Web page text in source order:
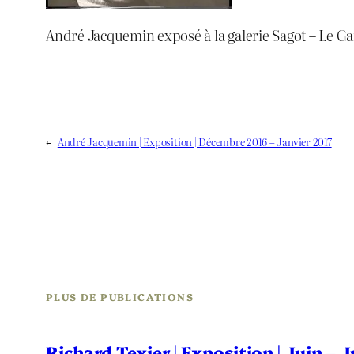
André Jacquemin exposé à la galerie Sagot – Le
← André Jacquemin | Exposition | Décembre 2016 – Janvier 2017
PLUS DE PUBLICATIONS